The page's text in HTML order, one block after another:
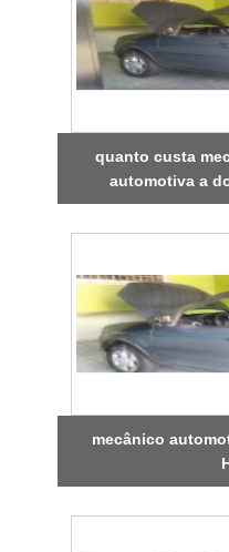
quanto custa
automotiva a
mecânico